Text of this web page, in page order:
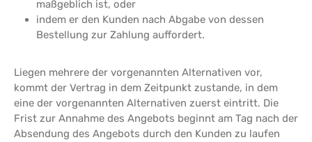
maßgeblich ist, oder
indem er den Kunden nach Abgabe von dessen
Bestellung zur Zahlung auffordert.
Liegen mehrere der vorgenannten Alternativen vor,
kommt der Vertrag in dem Zeitpunkt zustande, in dem
eine der vorgenannten Alternativen zuerst eintritt. Die
Frist zur Annahme des Angebots beginnt am Tag nach der
Absendung des Angebots durch den Kunden zu laufen